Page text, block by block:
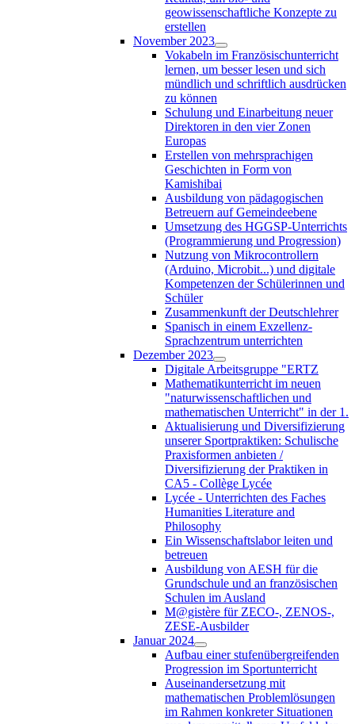
geowissenschaftliche Konzepte zu
erstellen
November 2023
Vokabeln im Französischunterricht
lernen, um besser lesen und sich
mündlich und schriftlich ausdrücken
zu können
Schulung und Einarbeitung neuer
Direktoren in den vier Zonen
Europas
Erstellen von mehrsprachigen
Geschichten in Form von
Kamishibai
Ausbildung von pädagogischen
Betreuern auf Gemeindeebene
Umsetzung des HGGSP-Unterrichts
(Programmierung und Progression)
Nutzung von Mikrocontrollern
(Arduino, Microbit...) und digitale
Kompetenzen der Schülerinnen und
Schüler
Zusammenkunft der Deutschlehrer
Spanisch in einem Exzellenz-
Sprachzentrum unterrichten
Dezember 2023
Digitale Arbeitsgruppe "ERTZ
Mathematikunterricht im neuen
"naturwissenschaftlichen und
mathematischen Unterricht" in der 1.
Aktualisierung und Diversifizierung
unserer Sportpraktiken: Schulische
Praxisformen anbieten /
Diversifizierung der Praktiken in
CA5 - Collège Lycée
Lycée - Unterrichten des Faches
Humanities Literature and
Philosophy
Ein Wissenschaftslabor leiten und
betreuen
Ausbildung von AESH für die
Grundschule und an französischen
Schulen im Ausland
M@gistère für ZECO-, ZENOS-,
ZESE-Ausbilder
Januar 2024
Aufbau einer stufenübergreifenden
Progression im Sportunterricht
Auseinandersetzung mit
mathematischen Problemlösungen
im Rahmen konkreter Situationen